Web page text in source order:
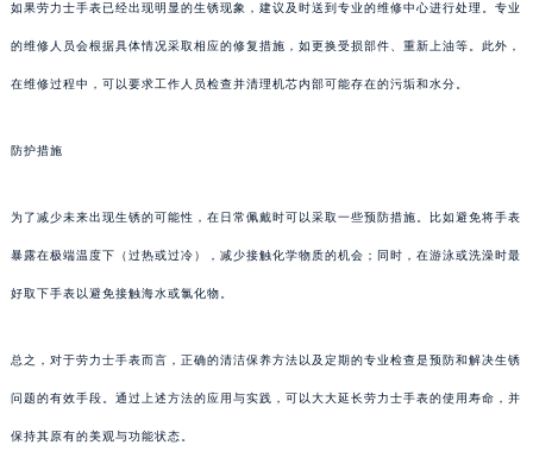
如果劳力士手表已经出现明显的生锈现象，建议及时送到专业的维修中心进行处理。专业
的维修人员会根据具体情况采取相应的修复措施，如更换受损部件、重新上油等。此外，
在维修过程中，可以要求工作人员检查并清理机芯内部可能存在的污垢和水分。
防护措施
为了减少未来出现生锈的可能性，在日常佩戴时可以采取一些预防措施。比如避免将手表
暴露在极端温度下（过热或过冷），减少接触化学物质的机会；同时，在游泳或洗澡时最
好取下手表以避免接触海水或氯化物。
总之，对于劳力士手表而言，正确的清洁保养方法以及定期的专业检查是预防和解决生锈
问题的有效手段。通过上述方法的应用与实践，可以大大延长劳力士手表的使用寿命，并
保持其原有的美观与功能状态。